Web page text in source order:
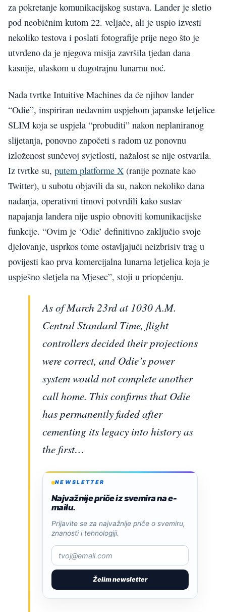
za pokretanje komunikacijskog sustava. Lander je sletio
pod neobičnim kutom 22. veljače, ali je uspio izvesti
nekoliko testova i poslati fotografije prije nego što je
utvrđeno da je njegova misija završila tjedan dana
kasnije, ulaskom u dugotrajnu lunarnu noć.
Nada tvrtke Intuitive Machines da će njihov lander
“Odie”, inspiriran nedavnim uspjehom japanske letjelice
SLIM koja se uspjela “probuditi” nakon neplaniranog
slijetanja, ponovno započeti s radom uz ponovnu
izloženost sunčevoj svjetlosti, nažalost se nije ostvarila.
Iz tvrtke su, putem platforme X (ranije poznate kao
Twitter), u subotu objavili da su, nakon nekoliko dana
nadanja, operativni timovi potvrdili kako sustav
napajanja landera nije uspio obnoviti komunikacijske
funkcije. “Ovim je ‘Odie’ definitivno zaključio svoje
djelovanje, usprkos tome ostavljajući neizbrisiv trag u
povijesti kao prva komercijalna lunarna letjelica koja je
uspješno sletjela na Mjesec”, stoji u priopćenju.
As of March 23rd at 1030 A.M.
Central Standard Time, flight
controllers decided their projections
were correct, and Odie’s power
system would not complete another
call home. This confirms that Odie
has permanently faded after
cementing its legacy into history as
the first…
NEWSLETTER
Najvažnije priče iz svemira na e-
mailu.
Želim newsletter
Prijavite se za najvažnije priče o svemiru,
znanosti i tehnologiji.